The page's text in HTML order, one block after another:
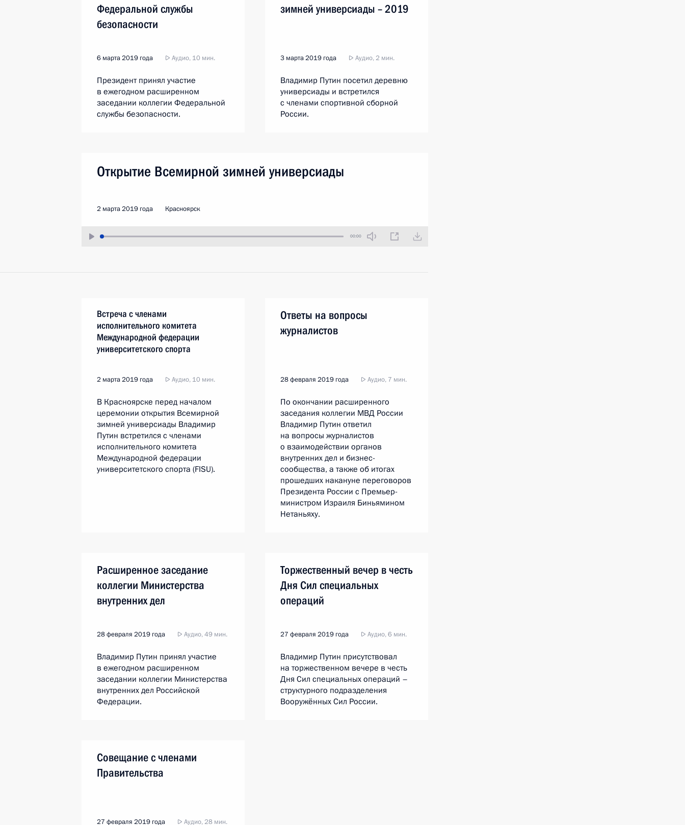
Федеральной службы
безопасности
6 марта 2019 года Аудио, 10 мин.
Президент принял участие
в ежегодном расширенном
заседании коллегии Федеральной
службы безопасности.
зимней универсиады – 2019
3 марта 2019 года Аудио, 2 мин.
Владимир Путин посетил деревню
универсиады и встретился
с членами спортивной сборной
России.
Открытие Всемирной зимней универсиады
2 марта 2019 года Красноярск
00:00
Встреча с членами
исполнительного комитета
Международной федерации
университетского спорта
2 марта 2019 года Аудио, 10 мин.
В Красноярске перед началом
церемонии открытия Всемирной
зимней универсиады Владимир
Путин встретился с членами
исполнительного комитета
Международной федерации
университетского спорта (FISU).
Ответы на вопросы
журналистов
28 февраля 2019 года Аудио, 7 мин.
По окончании расширенного
заседания коллегии МВД России
Владимир Путин ответил
на вопросы журналистов
о взаимодействии органов
внутренних дел и бизнес-
сообщества, а также об итогах
прошедших накануне переговоров
Президента России с Премьер-
министром Израиля Биньямином
Нетаньяху.
Расширенное заседание
коллегии Министерства
внутренних дел
28 февраля 2019 года Аудио, 49 мин.
Владимир Путин принял участие
в ежегодном расширенном
заседании коллегии Министерства
внутренних дел Российской
Федерации.
Торжественный вечер в честь
Дня Сил специальных
операций
27 февраля 2019 года Аудио, 6 мин.
Владимир Путин присутствовал
на торжественном вечере в честь
Дня Сил специальных операций –
структурного подразделения
Вооружённых Сил России.
Совещание с членами
Правительства
27 февраля 2019 года Аудио, 28 мин.